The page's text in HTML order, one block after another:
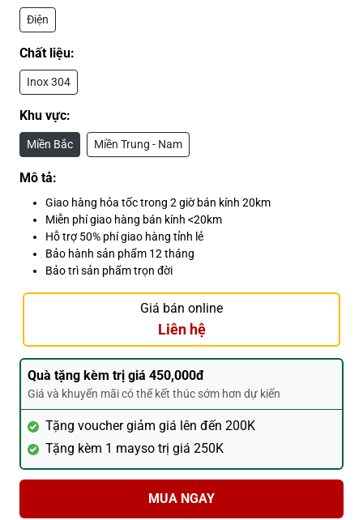
Điện
Chất liệu:
Inox 304
Khu vực:
Miền Bắc Miền Trung - Nam
Mô tả:
Giao hàng hỏa tốc trong 2 giờ bán kính 20km
Miễn phí giao hàng bán kính <20km
Hỗ trợ 50% phí giao hàng tỉnh lẻ
Bảo hành sản phẩm 12 tháng
Bảo trì sản phẩm trọn đời
Giá bán online
Liên hệ
Quà tặng kèm trị giá 450,000đ
Giá và khuyến mãi có thể kết thúc sớm hơn dự kiến
Tặng voucher giảm giá lên đến 200K
Tặng kèm 1 mayso trị giá 250K
MUA NGAY